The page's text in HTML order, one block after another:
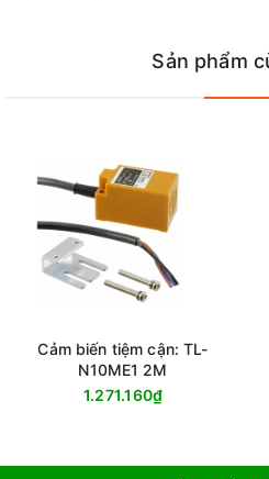
Sản phẩm
Cảm biến tiệm cận: TL-
N10ME1 2M
1.271.160₫